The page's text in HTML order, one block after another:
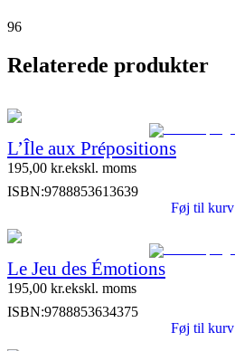
96
Relaterede produkter
L’Île aux Prépositions
195,00 kr.ekskl. moms
ISBN:9788853613639
Føj til kurv
Le Jeu des Émotions
195,00 kr.ekskl. moms
ISBN:9788853634375
Føj til kurv